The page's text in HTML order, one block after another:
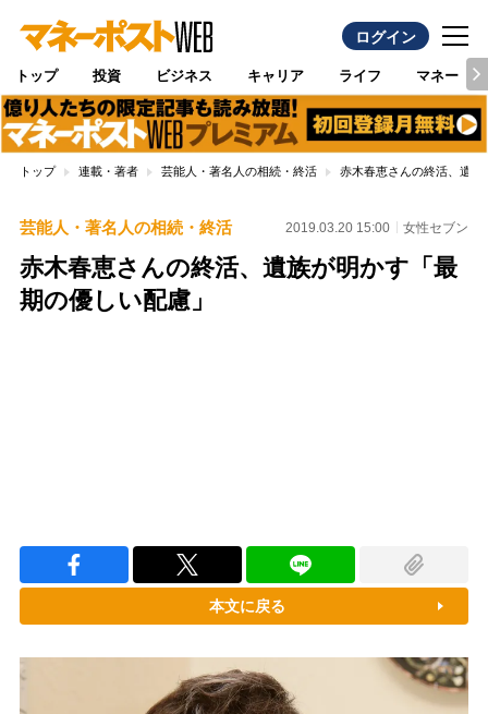
ログイン
トップ 投資 ビジネス キャリア ライフ マネー
トップ 連載・著者 芸能人・著名人の相続・終活 赤木春恵さんの終活、遺
芸能人・著名人の相続・終活 2019.03.20 15:00 女性セブン
赤木春恵さんの終活、遺族が明かす「最
期の優しい配慮」
本文に戻る